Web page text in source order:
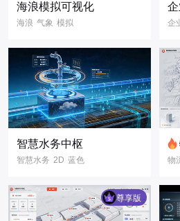
海浪模拟可视化
海浪 气象 模拟
数据可视化
企
市
三
3D
智慧水务中枢
智慧水务 2D 蓝色
物
浅
3D
尊享版